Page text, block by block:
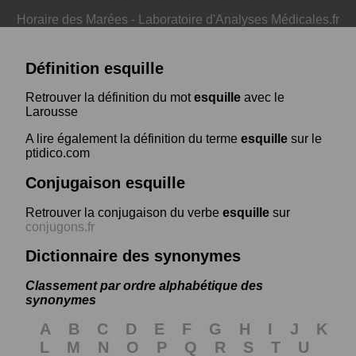
Horaire des Marées - Laboratoire d'Analyses Médicales.fr
Définition esquille
Retrouver la définition du motesquille avec le
Larousse
A lire également la définition du terme esquille sur le
ptidico.com
Conjugaison esquille
Retrouver la conjugaison du verbe esquille sur
conjugons.fr
Dictionnaire des synonymes
Classement par ordre alphabétique des
synonymes
A B C D E F G H I J
K
L
M N O P Q R S T U